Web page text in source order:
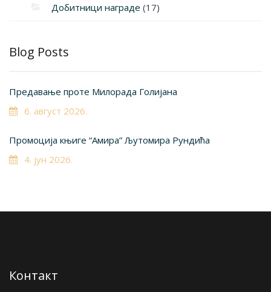
Добитници награде (17)
Blog Posts
Предавање проте Милорада Голијана
6. август 2026.
Промоција књиге “Амира” Љутомира Рундића
4. јун 2026.
Контакт